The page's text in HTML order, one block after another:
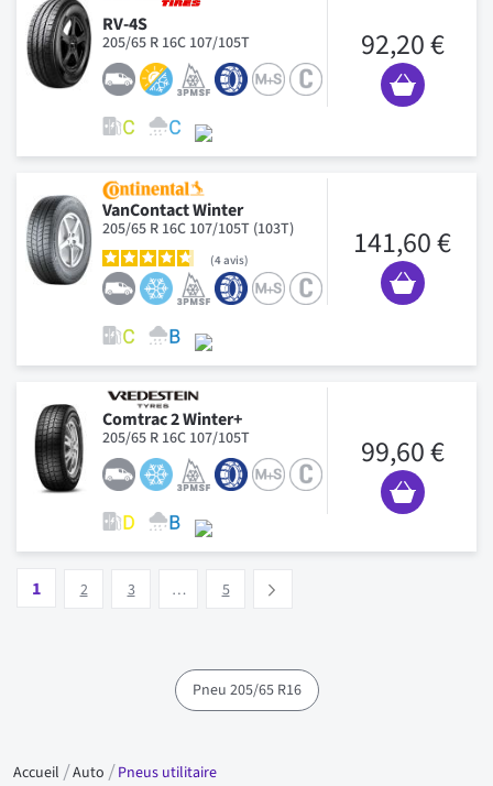
RV-4S
205/65 R 16C 107/105T 92,20 €
VanContact Winter
205/65 R 16C 107/105T (103T)
4avis 141,60 €
Comtrac 2 Winter+
205/65 R 16C 107/105T 99,60 €
Vous lisez actuellement la page
1 2 3 … 5
Pneu 205/65 R16
Accueil Auto Pneus utilitaire